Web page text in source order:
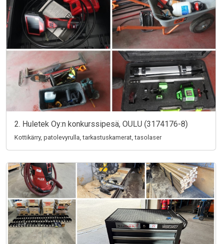
2. Huletek Oy:n konkurssipesä, OULU (3174176-8)
Kottikärry, patolevyrulla, tarkastuskamerat, tasolaser